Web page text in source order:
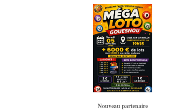
Nouveau partenaire